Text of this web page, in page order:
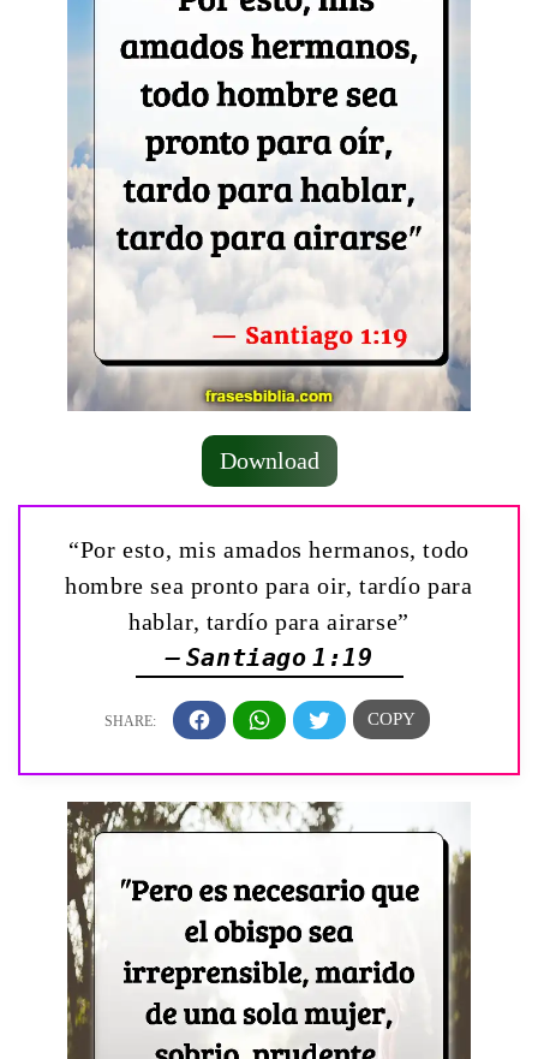
Download
“Por esto, mis amados hermanos, todo
hombre sea pronto para oir, tardío para
hablar, tardío para airarse”
— Santiago 1:19